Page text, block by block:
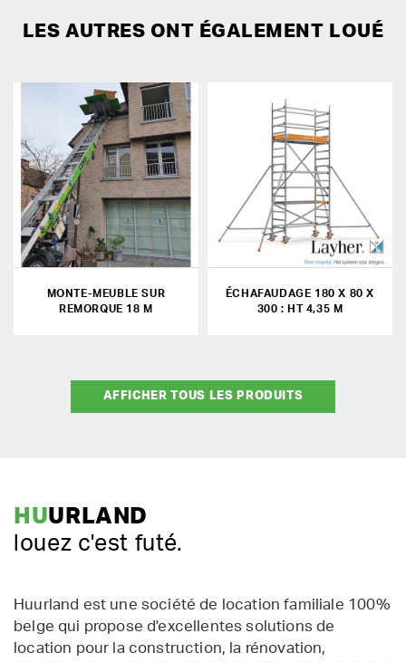
LES AUTRES ONT ÉGALEMENT LOUÉ
MONTE-MEUBLE SUR
REMORQUE 18 M
ÉCHAFAUDAGE 180 X 80 X
300 : HT 4,35 M
AFFICHER TOUS LES PRODUITS
HUURLAND
louez c'est futé.
Huurland est une société de location familiale 100%
belge qui propose d'excellentes solutions de
location pour la construction, la rénovation,